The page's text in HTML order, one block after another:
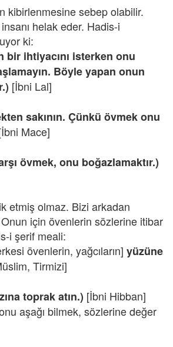
kibirlenmesine sebep olabilir.
helak eder. Hadis-i
ki:
bir ihtiyacını isterken onu
Böyle yapan onun
[İbni Lal]
sakının. Çünkü övmek onu
Mace]
övmek, onu boğazlamaktır.)
etmiş olmaz. Bizi arkadan
için övenlerin sözlerine itibar
i şerif meali:
övenlerin, yağcıların] yüzüne
Tirmizi]
toprak atın.) [İbni Hibban]
aşağı bilmek, sözlerine değer